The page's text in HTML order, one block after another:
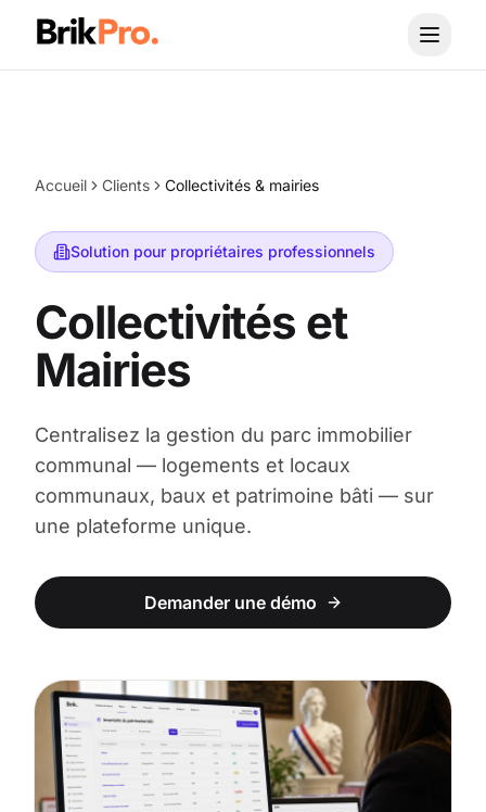
Aller au contenu principal
Accueil Clients Collectivités & mairies
Solution pour propriétaires professionnels
Collectivités et
Mairies
Centralisez la gestion du parc immobilier
communal — logements et locaux
communaux, baux et patrimoine bâti — sur
une plateforme unique.
Demander une démo